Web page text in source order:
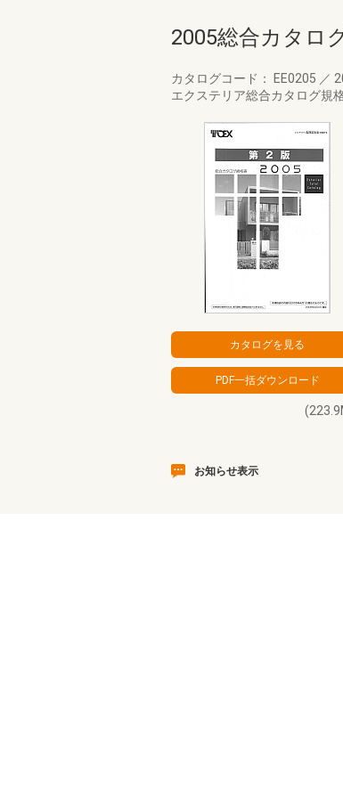
2005総合カタロ
カタログコード： EE0205 ／
エクステリア総合カタログ規
お知らせ表示